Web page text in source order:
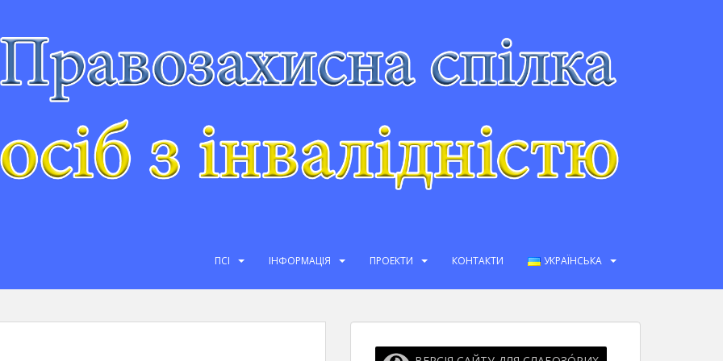
ПСІ ІНФОРМАЦІЯ ПРОЕКТИ КОНТАКТИ УКРАЇНСЬКА